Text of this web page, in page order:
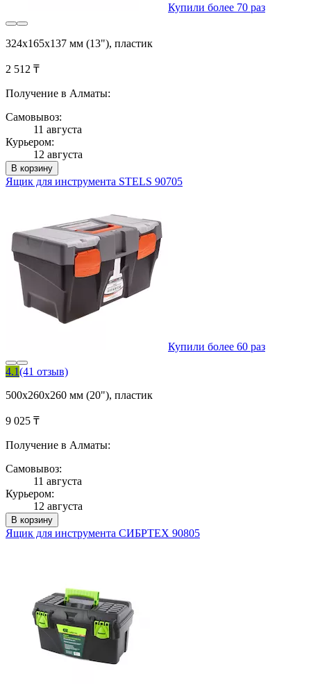
Купили более 70 раз
324х165х137 мм (13"), пластик
2 512 ₸
Получение в Алматы:
Самовывоз:
11 августа
Курьером:
12 августа
В корзину
Ящик для инструмента STELS 90705
Купили более 60 раз
4.1(41 отзыв)
500х260х260 мм (20"), пластик
9 025 ₸
Получение в Алматы:
Самовывоз:
11 августа
Курьером:
12 августа
В корзину
Ящик для инструмента СИБРТЕХ 90805